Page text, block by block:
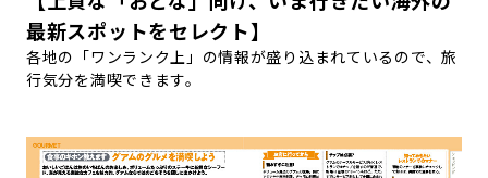
最新スポットをセレクト】
各地の「ワンランク上」の情報が盛り込まれているので、旅
行気分を満喫できます。